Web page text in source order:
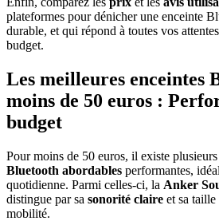
plateformes pour dénicher une enceinte
durable, et qui répond à toutes vos
budget.
Les meilleures enceintes
moins de 50 euros :
budget
Pour moins de 50 euros, il existe plusieurs
Bluetooth abordables performantes,
quotidienne. Parmi celles-ci, la Anker
distingue par sa sonorité claire et sa
mobilité.